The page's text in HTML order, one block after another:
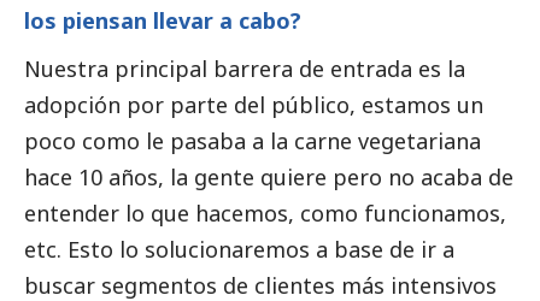
los piensan llevar a cabo?
Nuestra principal barrera de entrada es la
adopción por parte del público, estamos un
poco como le pasaba a la carne vegetariana
hace 10 años, la gente quiere pero no acaba de
entender lo que hacemos, como funcionamos,
etc. Esto lo solucionaremos a base de ir a
buscar segmentos de clientes más intensivos